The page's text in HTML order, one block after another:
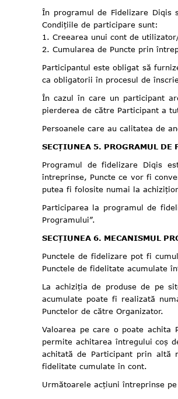
În programul de Fidelizare Diqis
Condițiile de participare sunt:
1. Creearea unui cont de
2. Cumularea de Puncte prin
Participantul este obligat să
ca obligatorii în procesul de
În cazul în care un participant
pierderea de către Participant a
Persoanele care au calitatea de
SECȚIUNEA 5. PROGRAMUL
Programul de fidelizare Diqis
întreprinse, Puncte ce vor fi
putea fi folosite numai la
Participarea la programul de
Programului”.
SECȚIUNEA 6. MECANISMUL
Punctele de fidelizare pot fi
Punctele de fidelitate acumulate
La achiziția de produse de pe
acumulate poate fi realizată
Punctelor de către Organizator.
Valoarea pe care o poate achita
permite achitarea întregului coș
achitată de Participant prin altă
fidelitate cumulate în cont.
Următoarele acțiuni întreprinse